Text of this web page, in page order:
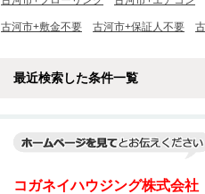
古河市+敷金不要 古河市+保証人不要
最近検索した条件一覧
コガネイハウジング株式会